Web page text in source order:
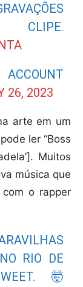
26, 2023
arte em um
ler “Boss
Muitos
música que
o rapper
RIO DE
🤯